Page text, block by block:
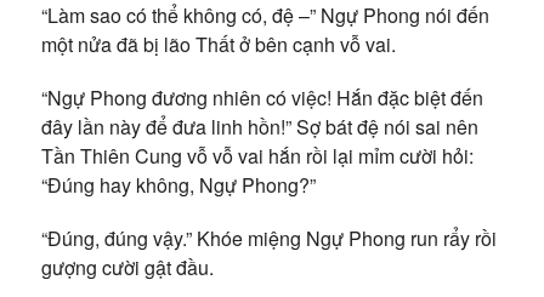
“Làm sao có thể không có, đệ –” Ngự Phong nói đến
một nửa đã bị lão Thất ở bên cạnh vỗ vai.
“Ngự Phong đương nhiên có việc! Hắn đặc biệt đến
đây lần này để đưa linh hồn!” Sợ bát đệ nói sai nên
Tần Thiên Cung vỗ vỗ vai hắn rồi lại mỉm cười hỏi:
“Đúng hay không, Ngự Phong?”
“Đúng, đúng vậy.” Khóe miệng Ngự Phong run rẩy rồi
gượng cười gật đầu.